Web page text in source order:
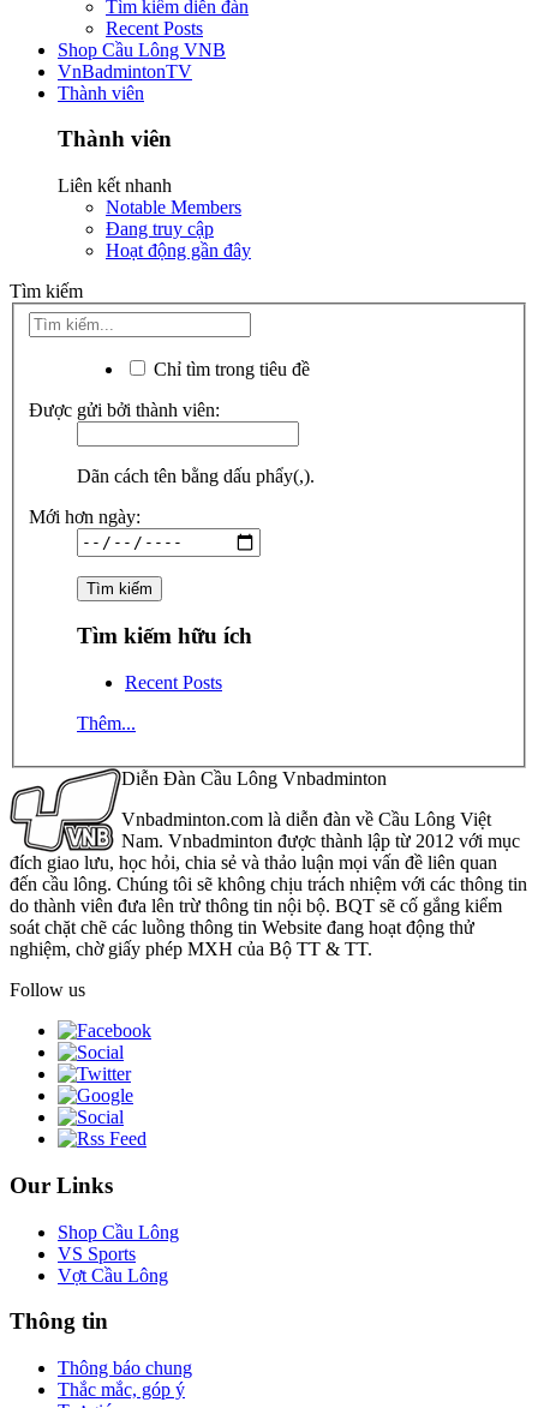
Tìm kiếm diễn đàn
Recent Posts
Shop Cầu Lông VNB
VnBadmintonTV
Thành viên
Thành viên
Liên kết nhanh
Notable Members
Đang truy cập
Hoạt động gần đây
Tìm kiếm
Chỉ tìm trong tiêu đề
Được gửi bởi thành viên:
Dãn cách tên bằng dấu phẩy(,).
Mới hơn ngày:
Tìm kiếm hữu ích
Recent Posts
Thêm...
Diễn Đàn Cầu Lông Vnbadminton
Vnbadminton.com là diễn đàn về Cầu Lông Việt
Nam. Vnbadminton được thành lập từ 2012 với mục
đích giao lưu, học hỏi, chia sẻ và thảo luận mọi vấn đề liên quan
đến cầu lông. Chúng tôi sẽ không chịu trách nhiệm với các thông tin
do thành viên đưa lên trừ thông tin nội bộ. BQT sẽ cố gắng kiểm
soát chặt chẽ các luồng thông tin Website đang hoạt động thử
nghiệm, chờ giấy phép MXH của Bộ TT & TT.
Follow us
Our Links
Shop Cầu Lông
VS Sports
Vợt Cầu Lông
Thông tin
Thông báo chung
Thắc mắc, góp ý